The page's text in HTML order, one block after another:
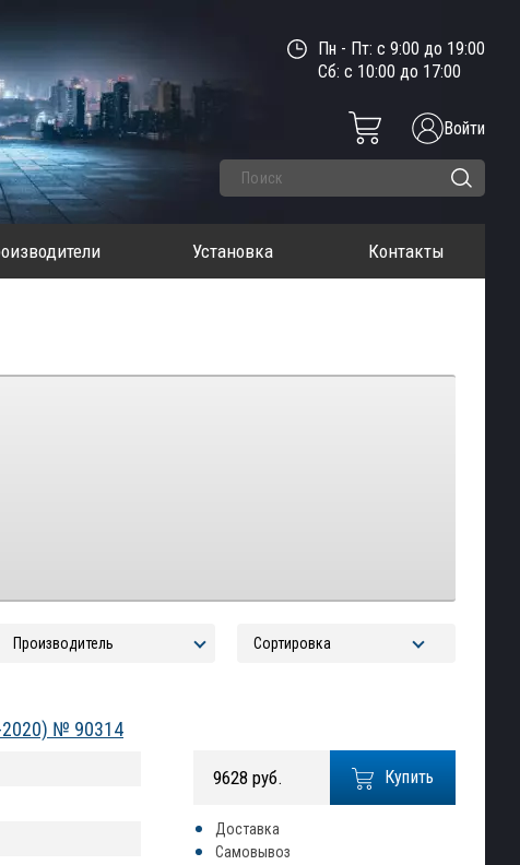
Пн - Пт: с 9:00 до 19:00
Сб: с 10:00 до 17:00
Войти
Установка Контакты
2020) № 90314
Купить
9628 руб.
Доставка
Самовывоз